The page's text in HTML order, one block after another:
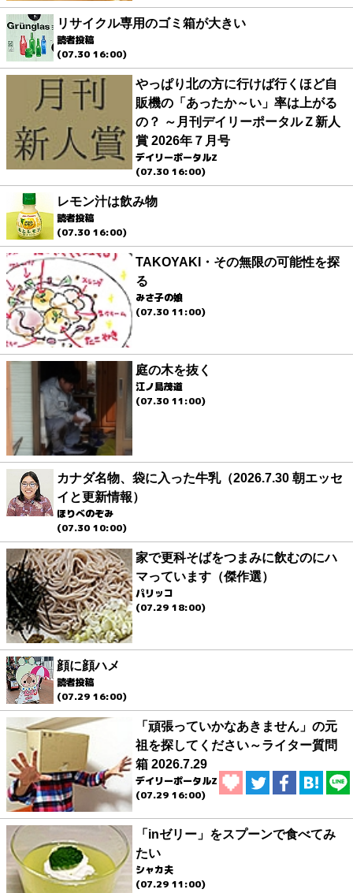
リサイクル専用のゴミ箱が大きい
読者投稿
(07.30 16:00)
やっぱり北の方に行けば行くほど自
販機の「あったか～い」率は上がる
の？ ～月刊デイリーポータルＺ新人
賞 2026年７月号
デイリーポータルZ
(07.30 16:00)
レモン汁は飲み物
読者投稿
(07.30 16:00)
TAKOYAKI・その無限の可能性を探
る
みさ子の娘
(07.30 11:00)
庭の木を抜く
江ノ島茂道
(07.30 11:00)
カナダ名物、袋に入った牛乳（2026.7.30 朝エッセ
イと更新情報）
ほりべのぞみ
(07.30 10:00)
家で更科そばをつまみに飲むのにハ
マっています（傑作選）
パリッコ
(07.29 18:00)
顔に顔ハメ
読者投稿
(07.29 16:00)
「頑張っていかなあきません」の元
祖を探してください～ライター質問
箱 2026.7.29
デイリーポータルZ
(07.29 16:00)
「inゼリー」をスプーンで食べてみ
たい
シャカ夫
(07.29 11:00)